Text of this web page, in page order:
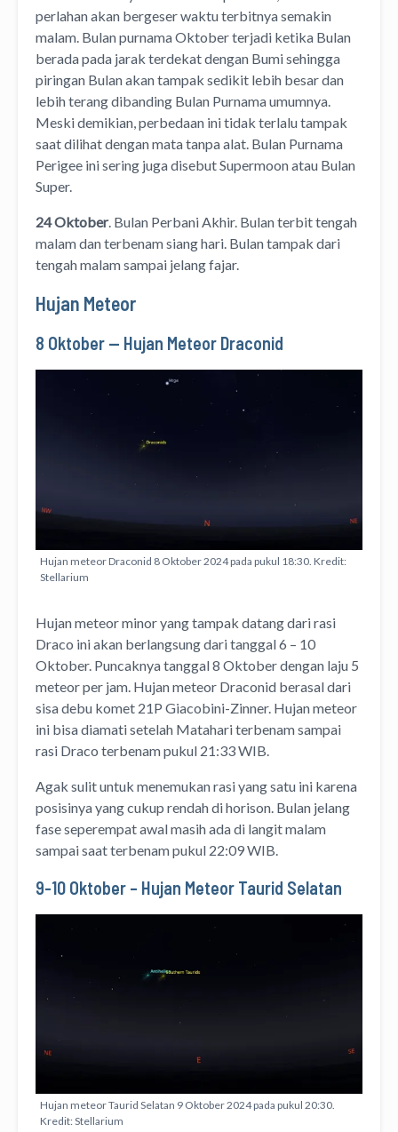
perlahan akan bergeser waktu terbitnya semakin
malam. Bulan purnama Oktober terjadi ketika Bulan
berada pada jarak terdekat dengan Bumi sehingga
piringan Bulan akan tampak sedikit lebih besar dan
lebih terang dibanding Bulan Purnama umumnya.
Meski demikian, perbedaan ini tidak terlalu tampak
saat dilihat dengan mata tanpa alat. Bulan Purnama
Perigee ini sering juga disebut Supermoon atau Bulan
Super.
24 Oktober. Bulan Perbani Akhir. Bulan terbit tengah
malam dan terbenam siang hari. Bulan tampak dari
tengah malam sampai jelang fajar.
Hujan Meteor
8 Oktober — Hujan Meteor Draconid
Hujan meteor Draconid 8 Oktober 2024 pada pukul 18:30. Kredit:
Stellarium
Hujan meteor minor yang tampak datang dari rasi
Draco ini akan berlangsung dari tanggal 6 – 10
Oktober. Puncaknya tanggal 8 Oktober dengan laju 5
meteor per jam. Hujan meteor Draconid berasal dari
sisa debu komet 21P Giacobini-Zinner. Hujan meteor
ini bisa diamati setelah Matahari terbenam sampai
rasi Draco terbenam pukul 21:33 WIB.
Agak sulit untuk menemukan rasi yang satu ini karena
posisinya yang cukup rendah di horison. Bulan jelang
fase seperempat awal masih ada di langit malam
sampai saat terbenam pukul 22:09 WIB.
9-10 Oktober – Hujan Meteor Taurid Selatan
Hujan meteor Taurid Selatan 9 Oktober 2024 pada pukul 20:30.
Kredit: Stellarium